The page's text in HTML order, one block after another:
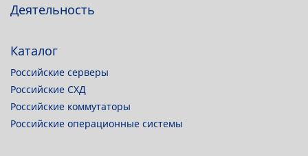
Деятельность
Каталог
Российские серверы
Российские СХД
Российские коммутаторы
Российские операционные системы